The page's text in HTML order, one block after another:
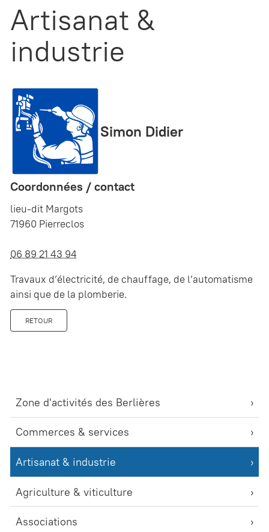
Zone d'activités des Berlières
Commerces & services
Artisanat & industrie
Agriculture & viticulture
Associations
Artisanat &
industrie
Simon Didier
Coordonnées / contact
lieu-dit Margots
71960 Pierreclos
06 89 21 43 94
Travaux d’électricité, de chauffage, de l’automatisme
ainsi que de la plomberie.
RETOUR